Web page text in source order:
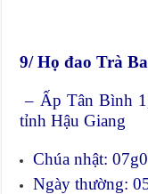
9/ Họ đao Trà
– Ấp Tân Bình
tỉnh Hậu Giang
Chúa nhật:
Ngày thường: